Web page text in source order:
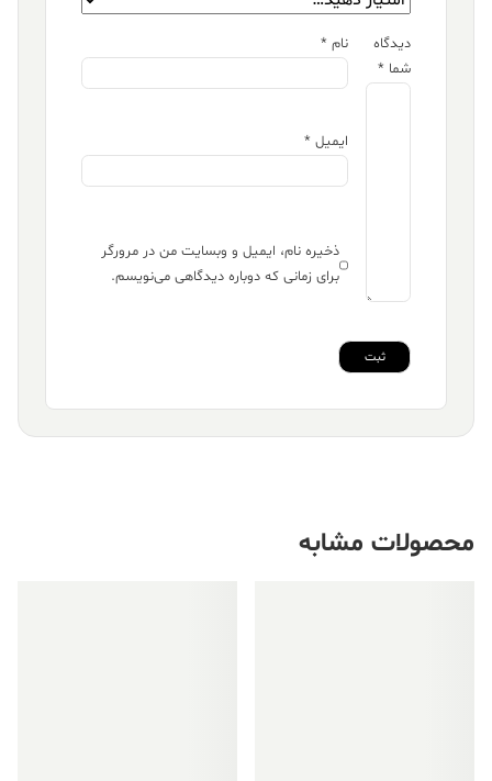
دیدگاه
شما *
نام *
ایمیل *
ذخیره نام، ایمیل و وبسایت من در مرورگر
برای زمانی که دوباره دیدگاهی می‌نویسم.
محصولات مشابه